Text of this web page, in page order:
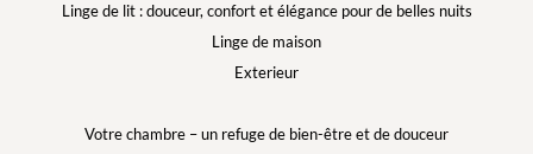
Linge de lit : douceur, confort et élégance pour de belles nuits
Linge de maison
Exterieur
Votre chambre – un refuge de bien-être et de douceur